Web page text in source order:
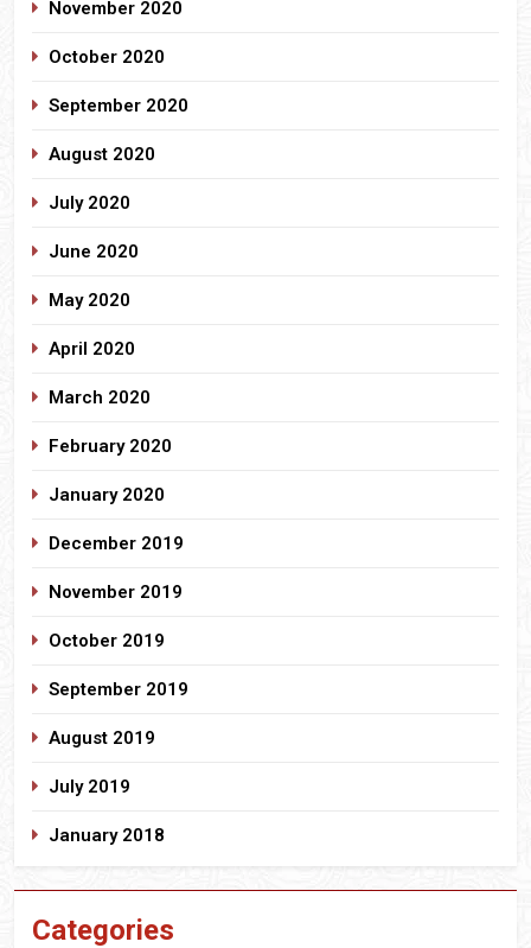
November 2020
October 2020
September 2020
August 2020
July 2020
June 2020
May 2020
April 2020
March 2020
February 2020
January 2020
December 2019
November 2019
October 2019
September 2019
August 2019
July 2019
January 2018
Categories